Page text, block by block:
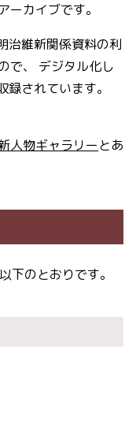
ーカイブです。
治維新関係資料の利
で、 デジタル化し
されています。
人物ギャラリーとあ
下のとおりです。